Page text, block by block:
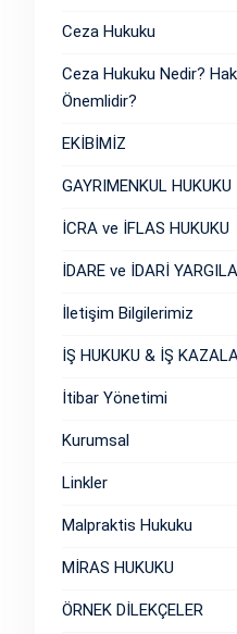
Ceza Hukuku
Ceza Hukuku Nedir?
Önemlidir?
EKİBİMİZ
GAYRIMENKUL HUKUKU
İCRA ve İFLAS HUKUKU
İDARE ve İDARİ
İletişim Bilgilerimiz
İŞ HUKUKU & İŞ
İtibar Yönetimi
Kurumsal
Linkler
Malpraktis Hukuku
MİRAS HUKUKU
ÖRNEK DİLEKÇELER